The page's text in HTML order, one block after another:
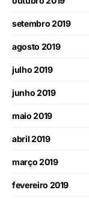
setembro 2019
agosto 2019
julho 2019
junho 2019
maio 2019
abril 2019
março 2019
fevereiro 2019